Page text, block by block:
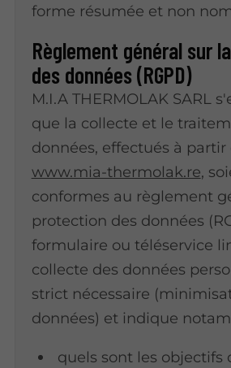
forme résumée et non
Règlement général sur
des données (RGPD)
M.I.A THERMOLAK SARL
que la collecte et le
données, effectués à partir
www.mia-thermolak.re,
conformes au règlement
protection des données
formulaire ou téléservice
collecte des données
strict nécessaire
données) et indique
quels sont les objectifs